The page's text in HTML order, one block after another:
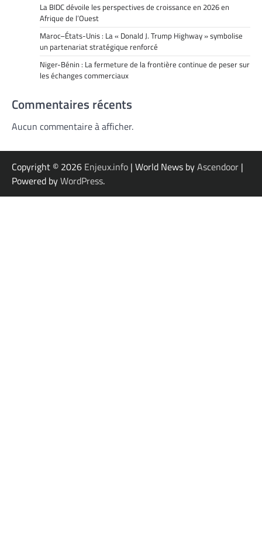
La BIDC dévoile les perspectives de croissance en 2026 en
Afrique de l’Ouest
Maroc–États-Unis : La « Donald J. Trump Highway » symbolise
un partenariat stratégique renforcé
Niger-Bénin : La fermeture de la frontière continue de peser sur
les échanges commerciaux
Commentaires récents
Aucun commentaire à afficher.
Copyright © 2026 Enjeux.info | World News byAscendoor |
Powered byWordPress.